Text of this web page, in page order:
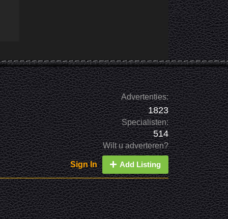
Advertenties:
1823
Specialisten:
514
Wilt u adverteren?
Sign In Add Listing